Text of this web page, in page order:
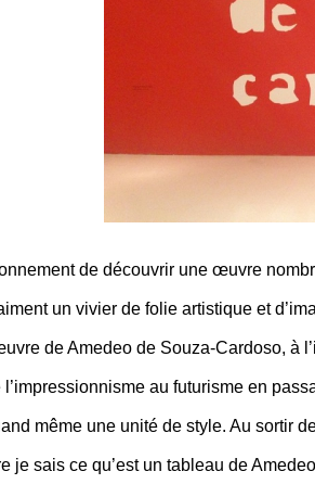
de découvrir une œuvre
un vivier de folie artistique et
de Amedeo de Souza-Cardoso, à
l’impressionnisme au futurisme en
même une unité de style. Au sortir
je sais ce qu’est un tableau de